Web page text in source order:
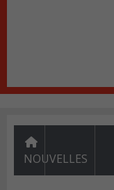
NOUVELLES